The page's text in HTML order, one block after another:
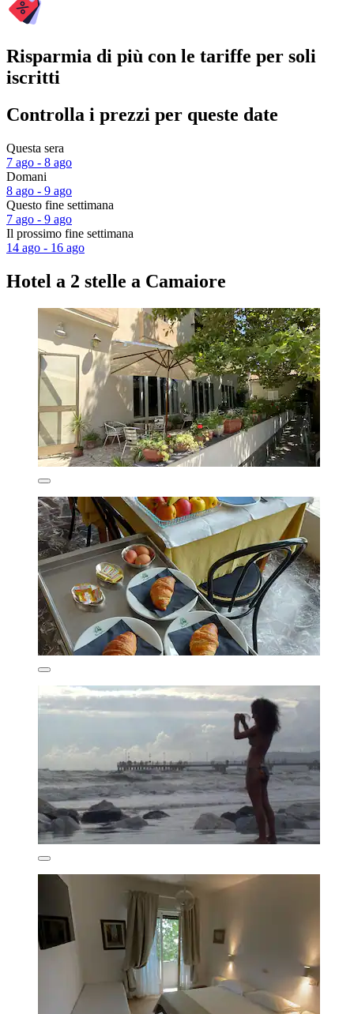
Risparmia di più con le tariffe per soli
iscritti
Controlla i prezzi per queste date
Questa sera
7 ago - 8 ago
Domani
8 ago - 9 ago
Questo fine settimana
7 ago - 9 ago
Il prossimo fine settimana
14 ago - 16 ago
Hotel a 2 stelle a Camaiore